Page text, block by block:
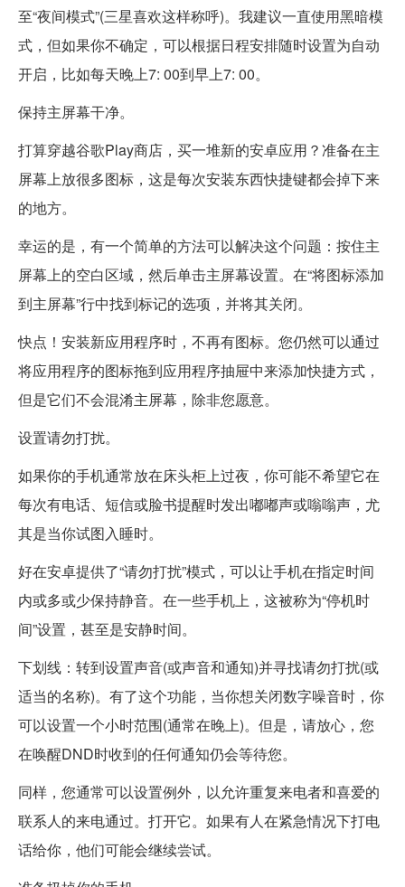
至“夜间模式”(三星喜欢这样称呼)。我建议一直使用黑暗模
式，但如果你不确定，可以根据日程安排随时设置为自动
开启，比如每天晚上7: 00到早上7: 00。
保持主屏幕干净。
打算穿越谷歌Play商店，买一堆新的安卓应用？准备在主
屏幕上放很多图标，这是每次安装东西快捷键都会掉下来
的地方。
幸运的是，有一个简单的方法可以解决这个问题：按住主
屏幕上的空白区域，然后单击主屏幕设置。在“将图标添加
到主屏幕”行中找到标记的选项，并将其关闭。
快点！安装新应用程序时，不再有图标。您仍然可以通过
将应用程序的图标拖到应用程序抽屉中来添加快捷方式，
但是它们不会混淆主屏幕，除非您愿意。
设置请勿打扰。
如果你的手机通常放在床头柜上过夜，你可能不希望它在
每次有电话、短信或脸书提醒时发出嘟嘟声或嗡嗡声，尤
其是当你试图入睡时。
好在安卓提供了“请勿打扰”模式，可以让手机在指定时间
内或多或少保持静音。在一些手机上，这被称为“停机时
间”设置，甚至是安静时间。
下划线：转到设置声音(或声音和通知)并寻找请勿打扰(或
适当的名称)。有了这个功能，当你想关闭数字噪音时，你
可以设置一个小时范围(通常在晚上)。但是，请放心，您
在唤醒DND时收到的任何通知仍会等待您。
同样，您通常可以设置例外，以允许重复来电者和喜爱的
联系人的来电通过。打开它。如果有人在紧急情况下打电
话给你，他们可能会继续尝试。